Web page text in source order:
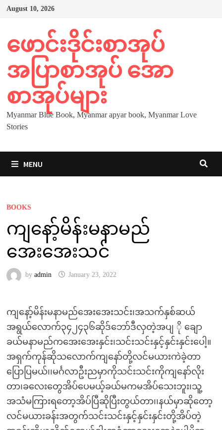
Skip
August 10, 2026
ဖောင်းဒိုင်းစာအုပ်
အပြာစာအုပ် အော
စာအုပ်များ
Myanmar Blue Book, Myanmar apyar book, Myanmar Love
Stories
MENU
BOOKS
ကျနော့်မိန်းမနာမည်
အေးအေးသင်
by admin January 23, 2022
ကျနော့်မိန်းမနာမည်အေးအေးသင်း၊အသက်နှစ်ဆယ်
အရွယ်လောက်၃၄၂၄၃၆ဆိုဒ်ဘော်ဒီလှတဲ့အပျ ို ချော
ခယ်မနာမည်ကအေးအေးနှင်း၊သင်းသင်းနှင့်နှင်းနှင်းပေါ့။
အရှက်ကုန်ဆိုသလောက်ကျနော်တို့လင်မယားကဲခဲ့တာ
ပြောပြမယ်၊၊မင်္ဂလာဦးညမှာကိုသင်းသင်းကိုကျနော်လိုး
တာ၊ခလေးတွေအိပ်ပေမယ့်ခယ်မကမအိပ်သေးဘူး၊သူ့
အသံမကြားရတော့အိပ်ပြီဆိုပြီးတွယ်တာ၊၊နယ်မှာဆိုတော့
လင်မယားခန်းအတွက်သင်းသင်းနှင့်နှင်းနှင်းတို့အိပ်တဲ့